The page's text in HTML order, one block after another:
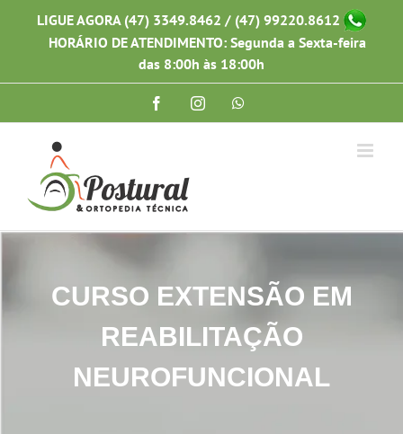
LIGUE AGORA (47) 3349.8462 / (47) 99220.8612
HORÁRIO DE ATENDIMENTO: Segunda a Sexta-feira
das 8:00h às 18:00h
FacebookInstagram
CURSO EXTENSÃO EM
REABILITAÇÃO
NEUROFUNCIONAL